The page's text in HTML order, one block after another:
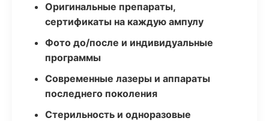
Оригинальные препараты,
сертификаты на каждую ампулу
Фото до/после и индивидуальные
программы
Современные лазеры и аппараты
последнего поколения
Стерильность и одноразовые